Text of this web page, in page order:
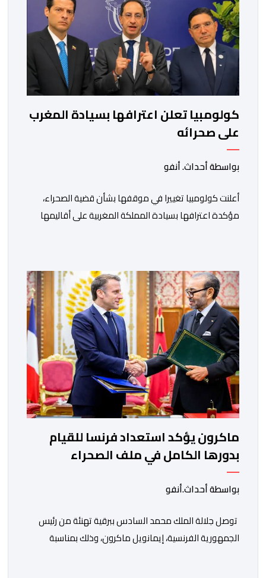
كولومبيا تعلن اعترافها بسيادة المغرب
على صحرائه
بواسطة أحداث. أنفو
أعلنت كولومبيا تغييرا في موقفها بشأن قضية الصحراء،
مؤكدة اعترافها بسيادة المملكة المغربية على أقاليمها
الافريقي والمغاربة المقيمين بالخارج، ناصر بوريطة، ونائب
رئيس جمهورية كولومبيا، خوسيه مانويل ريستريبو، بحضور
وزير العلاقات الخارجية عمر بولا إسكوبار. وبهذه المناسبة،
أكد السيد […]
ماكرون يؤكد استعداد فرنسا للقيام
بدورها الكامل في ملف الصحراء
بواسطة أحداث.أنفو
توصل جلالة الملك محمد السادس ببرقية تهنئة من رئيس
الجمهورية الفرنسية، إيمانويل ماكرون، وذلك بمناسبة